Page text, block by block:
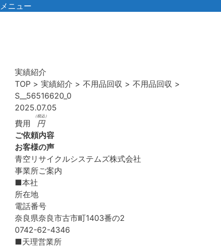
コ
メニュー
実績紹介
TOP > 実績紹介 > 不用品回収 > 不用品回収 >
S__56516620_0
2025.07.05
費用
円
（税込）
ご依頼内容
お客様の声
青空リサイクルシステムズ株式会社
事業所ご案内
■本社
所在地
電話番号
奈良県奈良市古市町1403番の2
0742-62-4346
■天理営業所